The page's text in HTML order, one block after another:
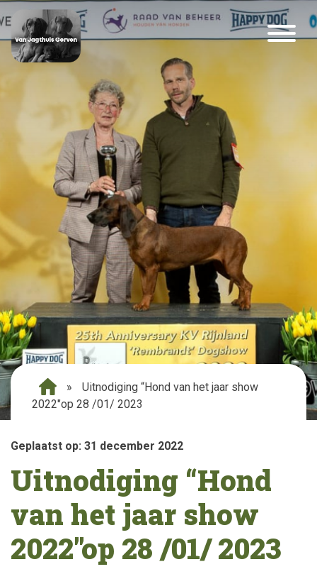
»
Uitnodiging “Hond van het jaar show
2022″op 28 /01/ 2023
Geplaatst op: 31 december 2022
Uitnodiging “Hond
van het jaar show
2022″op 28 /01/ 2023